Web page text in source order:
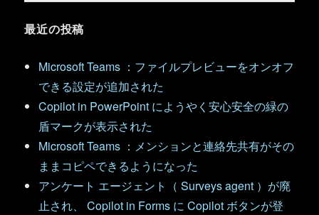
最近の投稿
Microsoft Teams ：ファイルプレビューをオンオフ
できる設定が追加された
Copilot in PowerPoint にようやく安心安全の緑の
盾マークが表示された
Microsoft Teams ：メンションと連絡先共有がその
ままコピペできるようになった
アンケート エージェント（ Surveys agent ）が廃
止され、 Copilot in Forms に Copilot ボタンが登